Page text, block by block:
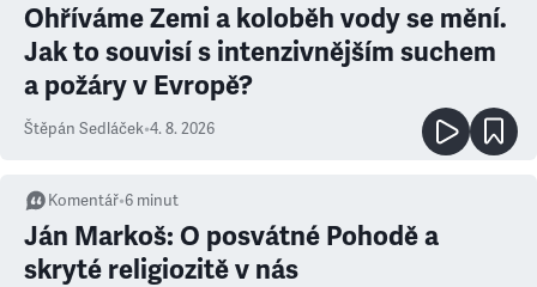
Ohříváme Zemi a koloběh vody se mění.
Jak to souvisí s intenzivnějším suchem
a požáry v Evropě?
Štěpán Sedláček•4. 8. 2026
Komentář•6 minut
Ján Markoš: O posvátné Pohodě a
skryté religiozitě v nás